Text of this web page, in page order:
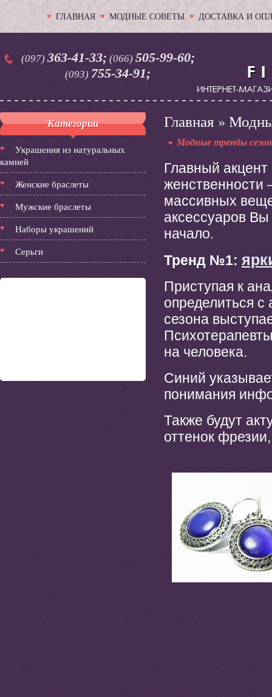
ГЛАВНАЯ МОДНЫЕ СОВЕТЫ ДОСТАВКА И
(097) 363-41-33; (066) 505-99-60;
(093) 755-34-91;
Категории
Украшения из натуральных
камней
Женские браслеты
Мужские браслеты
Наборы украшений
Серьги
Главная »
Модные тренды
Главный
женственности
массивных
аксессуаров
начало.
Тренд №1:
Приступая к
определиться
сезона
на человека.
Синий
понимания
Также будут
оттенок